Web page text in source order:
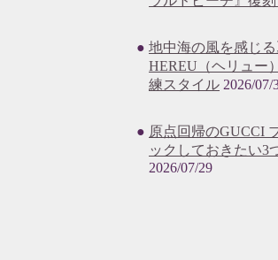
地中海の風を感じる
HEREU（ヘリュー
練スタイル 2026/07/
原点回帰のGUCCI
ックしておきたい3
2026/07/29